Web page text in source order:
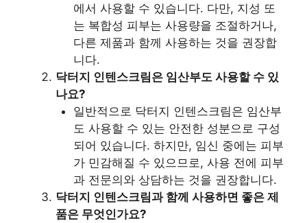
에서 사용할 수 있습니다. 다만, 지성 또
는 복합성 피부는 사용량을 조절하거나,
다른 제품과 함께 사용하는 것을 권장합
니다.
닥터지 인텐스크림은 임산부도 사용할 수 있
나요?
일반적으로 닥터지 인텐스크림은 임산부
도 사용할 수 있는 안전한 성분으로 구성
되어 있습니다. 하지만, 임신 중에는 피부
가 민감해질 수 있으므로, 사용 전에 피부
과 전문의와 상담하는 것을 권장합니다.
닥터지 인텐스크림과 함께 사용하면 좋은 제
품은 무엇인가요?